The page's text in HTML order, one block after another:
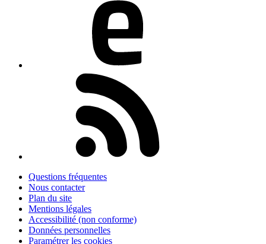
Questions fréquentes
Nous contacter
Plan du site
Mentions légales
Accessibilité (non conforme)
Données personnelles
Paramétrer les cookies